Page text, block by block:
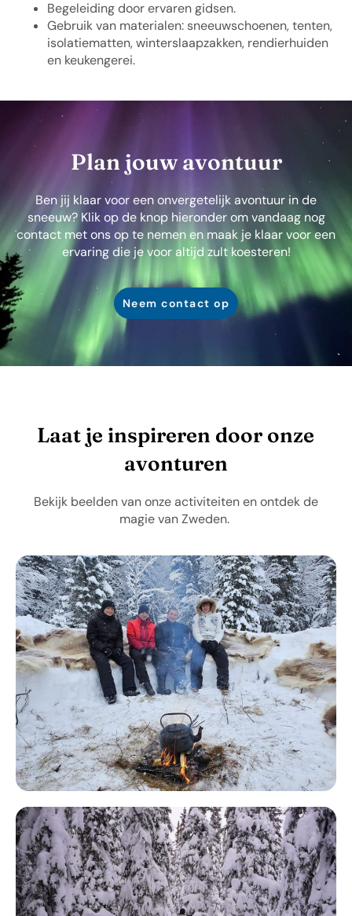
Begeleiding door ervaren gidsen.
Gebruik van materialen: sneeuwschoenen, tenten,
isolatiematten, winterslaapzakken, rendierhuiden
en keukengerei.
Plan jouw avontuur
Ben jij klaar voor een onvergetelijk avontuur in de
sneeuw? Klik op de knop hieronder om vandaag nog
contact met ons op te nemen en maak je klaar voor een
ervaring die je voor altijd zult koesteren!
Neem contact op
Laat je inspireren door onze
avonturen
Bekijk beelden van onze activiteiten en ontdek de
magie van Zweden.